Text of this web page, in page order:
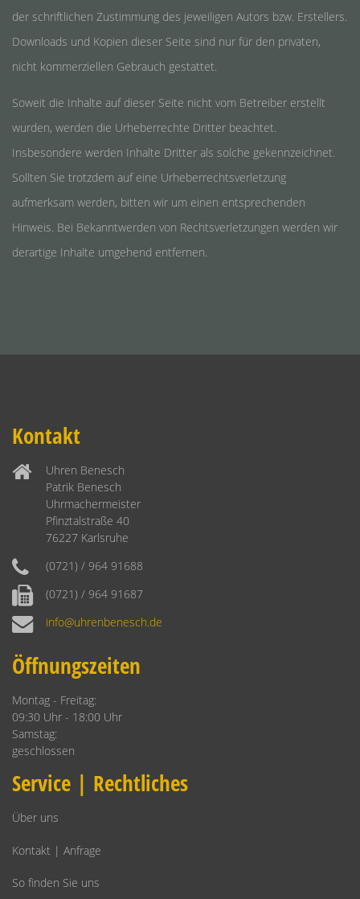
der schriftlichen Zustimmung des jeweiligen Autors bzw. Erstellers.
Downloads und Kopien dieser Seite sind nur für den privaten,
nicht kommerziellen Gebrauch gestattet.
Soweit die Inhalte auf dieser Seite nicht vom Betreiber erstellt
wurden, werden die Urheberrechte Dritter beachtet.
Insbesondere werden Inhalte Dritter als solche gekennzeichnet.
Sollten Sie trotzdem auf eine Urheberrechtsverletzung
aufmerksam werden, bitten wir um einen entsprechenden
Hinweis. Bei Bekanntwerden von Rechtsverletzungen werden wir
derartige Inhalte umgehend entfernen.
Kontakt
Uhren Benesch
Patrik Benesch
Uhrmachermeister
Pfinztalstraße 40
76227 Karlsruhe
(0721) / 964 91688
(0721) / 964 91687
info@uhrenbenesch.de
Öffnungszeiten
Montag - Freitag:
09:30 Uhr - 18:00 Uhr
Samstag:
geschlossen
Service | Rechtliches
Über uns
Kontakt | Anfrage
So finden Sie uns